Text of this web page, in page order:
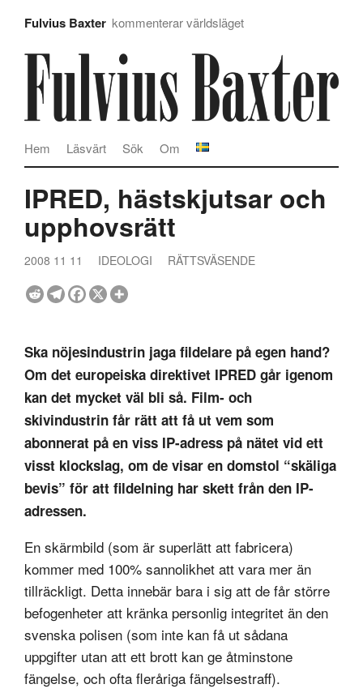
Fulvius Baxter kommenterar världsläget
Om
Sök
Läsvärt
Hem
IPRED, hästskjutsar och
upphovsrätt
2008 11 11 IDEOLOGI RÄTTSVÄSENDE
Ska nöjesindustrin jaga fildelare på egen hand?
Om det europeiska direktivet IPRED går igenom
kan det mycket väl bli så. Film- och
skivindustrin får rätt att få ut vem som
abonnerat på en viss IP-adress på nätet vid ett
visst klockslag, om de visar en domstol “skäliga
bevis” för att fildelning har skett från den IP-
adressen.
En skärmbild (som är superlätt att fabricera)
kommer med 100% sannolikhet att vara mer än
tillräckligt. Detta innebär bara i sig att de får större
befogenheter att kränka personlig integritet än den
svenska polisen (som inte kan få ut sådana
uppgifter utan att ett brott kan ge åtminstone
fängelse, och ofta fleråriga fängelsestraff).